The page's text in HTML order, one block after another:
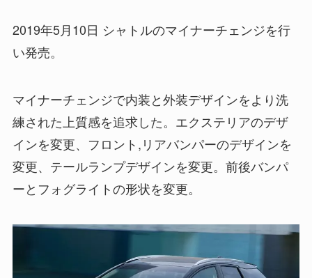
2019年5月10日 シャトルのマイナーチェンジを行
い発売。
マイナーチェンジで内装と外装デザインをより洗
練された上質感を追求した。エクステリアのデザ
インを変更、フロント,リアバンパーのデザインを
変更、テールランプデザインを変更。前後バンパ
ーとフォグライトの形状を変更。